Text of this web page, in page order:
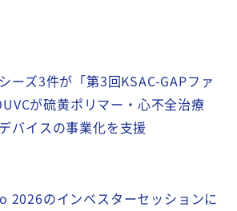
ーズ3件が「第3回KSAC-GAPファ
が硫黄ポリマー・心不全治療
バイスの事業化を支援
2026のインベスターセッションに